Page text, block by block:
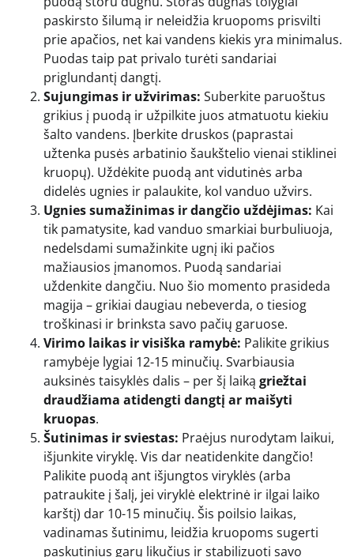
paskirsto šilumą ir neleidžia kruopoms prisvilti
prie apačios, net kai vandens kiekis yra minimalus.
Puodas taip pat privalo turėti sandariai
priglundantį dangtį.
Sujungimas ir užvirimas: Suberkite paruoštus
grikius į puodą ir užpilkite juos atmatuotu kiekiu
šalto vandens. Įberkite druskos (paprastai
užtenka pusės arbatinio šaukštelio vienai stiklinei
kruopų). Uždėkite puodą ant vidutinės arba
didelės ugnies ir palaukite, kol vanduo užvirs.
Ugnies sumažinimas ir dangčio uždėjimas: Kai
tik pamatysite, kad vanduo smarkiai burbuliuoja,
nedelsdami sumažinkite ugnį iki pačios
mažiausios įmanomos. Puodą sandariai
uždenkite dangčiu. Nuo šio momento prasideda
magija – grikiai daugiau nebeverda, o tiesiog
troškinasi ir brinksta savo pačių garuose.
Virimo laikas ir visiška ramybė: Palikite grikius
ramybėje lygiai 12-15 minučių. Svarbiausia
auksinės taisyklės dalis – per šį laiką griežtai
draudžiama atidengti dangtį ar maišyti
kruopas.
Šutinimas ir sviestas: Praėjus nurodytam laikui,
išjunkite viryklę. Vis dar neatidenkite dangčio!
Palikite puodą ant išjungtos viryklės (arba
patraukite į šalį, jei viryklė elektrinė ir ilgai laiko
karštį) dar 10-15 minučių. Šis poilsio laikas,
vadinamas šutinimu, leidžia kruopoms sugerti
paskutinius garų likučius ir stabilizuoti savo